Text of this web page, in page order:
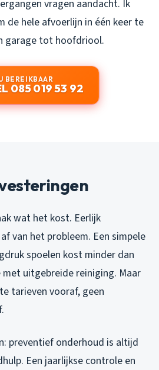
vragen aandacht. Ik
de hele afvoerlijn in één keer te
garage tot hoofdriool.
BEREIKBAAR
085 019 53 92
wat het kost. Eerlijk
van het probleem. Een simpele
spoelen kost minder dan
uitgebreide reiniging. Maar
tarieven vooraf, geen
preventief onderhoud is altijd
Een jaarlijkse controle en